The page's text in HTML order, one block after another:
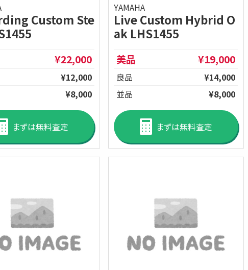
Custom Ste
¥22,000
¥12,000
¥8,000
まずは無料査定
YAMAHA
Live Custom Hybrid O
ak LHS1455
美品 ¥19,000
良品
¥14,000
並品
¥8,000
まずは無料査定